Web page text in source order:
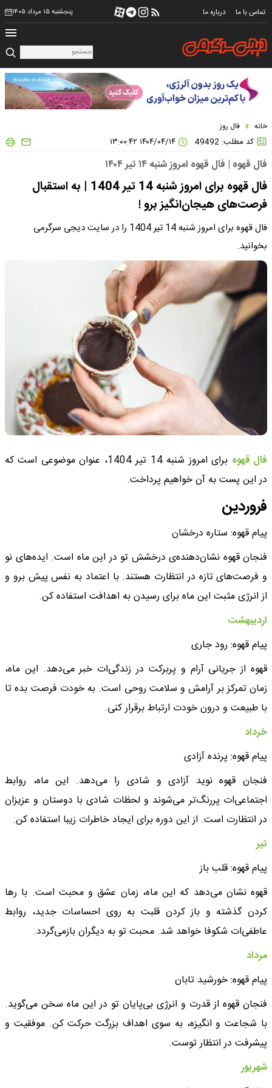
تماس با ما درباره ما پنجشنبه ۱۵ مرداد ۱۴۰۵
خانه فال روز
کد مطلب: 49492
فال قهوه | فال قهوه امروز شنبه ۱۴ تیر ۱۴۰۴
فال قهوه برای امروز شنبه 14 تیر 1404 | به استقبال
فرصت‌های هیجان‌انگیز برو !
فال قهوه برای امروز شنبه 14 تیر 1404 را در سایت دیجی سرگرمی
بخوانید.
فال قهوه
برای امروز شنبه 14 تیر 1404، عنوان موضوعی است که
در این پست به آن خواهیم پرداخت.
فروردین
پیام قهوه: ستاره درخشان
فنجان قهوه نشان‌دهنده‌ی درخشش تو در این ماه است. ایده‌های نو
و فرصت‌های تازه در انتظارت هستند. با اعتماد به نفس پیش برو و
از انرژی مثبت این ماه برای رسیدن به اهدافت استفاده کن.
اردیبهشت
پیام قهوه: رود جاری
قهوه از جریانی آرام و پربرکت در زندگی‌ات خبر می‌دهد. این ماه،
زمان تمرکز بر آرامش و سلامت روحی است. به خودت فرصت بده تا
با طبیعت و درون خودت ارتباط برقرار کنی.
خرداد
پیام قهوه: پرنده آزادی
فنجان قهوه نوید آزادی و شادی را می‌دهد. این ماه، روابط
اجتماعی‌ات پررنگ‌تر می‌شوند و لحظات شادی با دوستان و عزیزان
در انتظارت است. از این دوره برای ایجاد خاطرات زیبا استفاده کن.
تیر
پیام قهوه: قلب باز
قهوه نشان می‌دهد که این ماه، زمان عشق و محبت است. با رها
کردن گذشته و باز کردن قلبت به روی احساسات جدید، روابط
عاطفی‌ات شکوفا خواهد شد. محبت تو به دیگران بازمی‌گردد.
مرداد
پیام قهوه: خورشید تابان
فنجان قهوه از قدرت و انرژی بی‌پایان تو در این ماه سخن می‌گوید.
با شجاعت و انگیزه، به سوی اهداف بزرگت حرکت کن. موفقیت و
پیشرفت در انتظار توست.
شهریور